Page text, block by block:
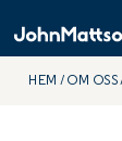
HEM OM OSS